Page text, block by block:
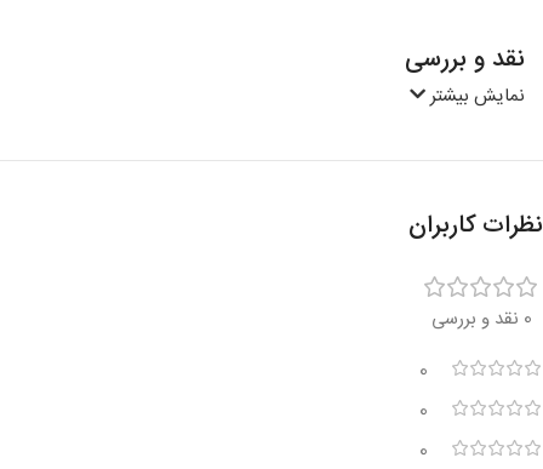
نقد و بررسی
نمایش بیشتر
نظرات کاربران
0 نقد و بررسی
0
0
0